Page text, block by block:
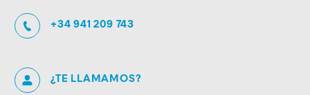
+34 941 209 743
¿TE LLAMAMOS?